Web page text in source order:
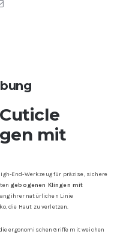
mit
End-Werkzeug für präzise, sichere
gebogenen Klingen mit
ihrer natürlichen Linie
die Haut zu verletzen.
ergonomischen Griffe mit weichen